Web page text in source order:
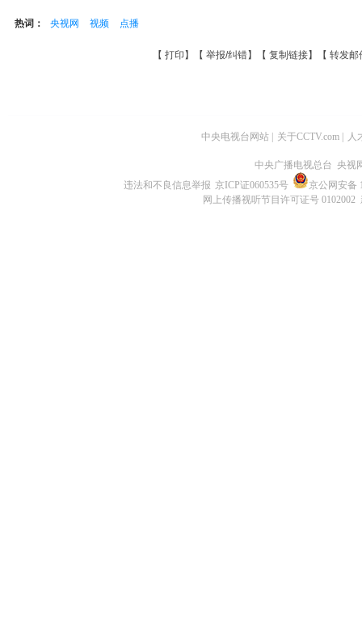
热词： 央视网 视频 点播
【 打印 】【 举报/纠错】【 复制链接】【 转发邮
中央电视台网站 关于CCTV.com 人
中央广播电视总台 央视
违法和不良信息举报 京ICP证060535号
京公网安备
网上传播视听节目许可证号 0102002